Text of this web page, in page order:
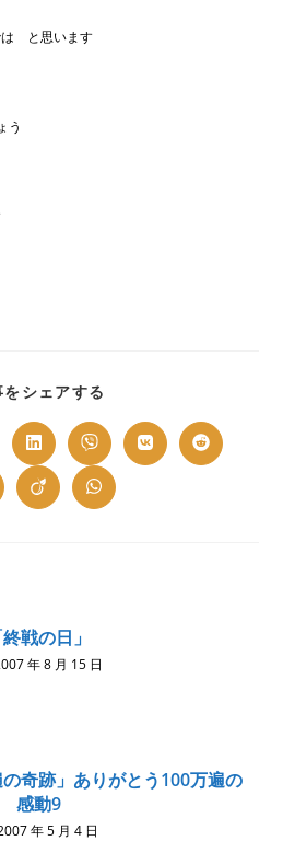
は と思います
う
をシェアする
CONTENT
Opens
in
a
new
window
Opens
in
a
new
window
Opens
in
Opens
in
Opens
in
Opens
in
終戦の日」
年 8 月 15 日
の奇跡」ありがとう100万遍の
感動9
年 5 月 4 日